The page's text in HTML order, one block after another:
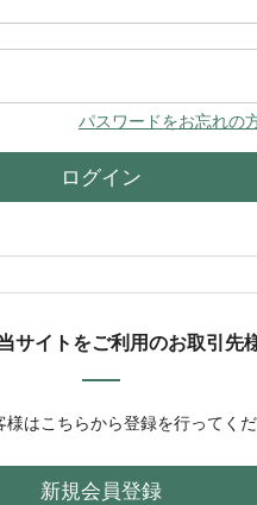
パスワードをお忘れの
サイトをご利用のお取引先
様はこちらから登録を行ってく